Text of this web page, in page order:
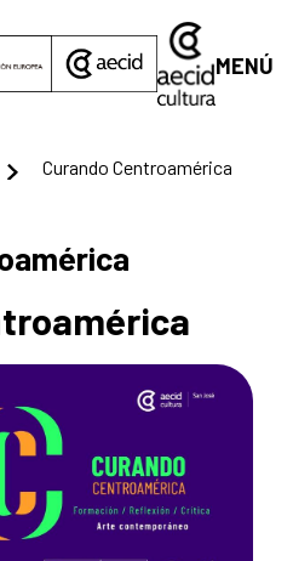
MENÚ
Curando Centroamérica